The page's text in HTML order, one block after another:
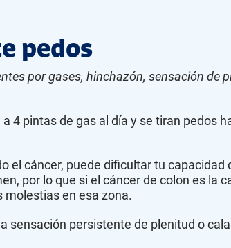
pedos
por gases, hinchazón, sensación de
4 pintas de gas al día y se tiran pedos
el cáncer, puede dificultar tu capacidad
por lo que si el cáncer de colon es la
molestias en esa zona.
sensación persistente de plenitud o